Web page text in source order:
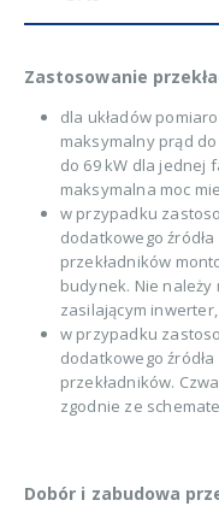
Zastosowanie
dla układów
maksymalny prąd
do 69 kW dla jednej
maksymalna moc
w przypadku
dodatkowego
przekładników
budynek. Nie
zasilającym inwerter,
w przypadku
dodatkowego
przekładników.
zgodnie ze
Dobór i zabudowa